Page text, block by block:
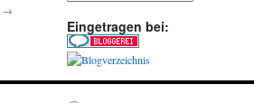
→
Eingetragen bei: